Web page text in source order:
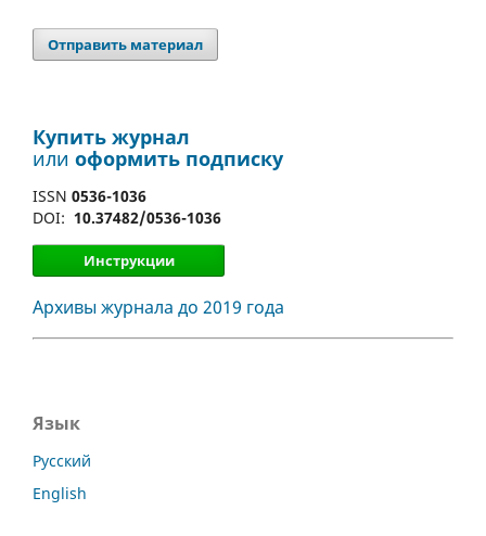
Отправить материал
Купить журнал
или оформить подписку
ISSN 0536-1036
DOI: 10.37482/0536-1036
Инструкции
Архивы журнала до 2019 года
Язык
Русский
English